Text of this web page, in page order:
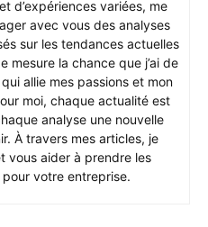
d’expériences variées, me
avec vous des analyses
sur les tendances actuelles
mesure la chance que j’ai de
allie mes passions et mon
moi, chaque actualité est
analyse une nouvelle
À travers mes articles, je
vous aider à prendre les
votre entreprise.